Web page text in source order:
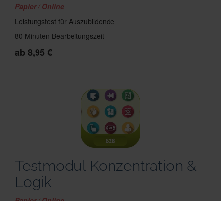
Papier / Online
Leistungstest für Auszubildende
80 Minuten Bearbeitungszeit
ab 8,95 €
Testmodul Konzentration &
Logik